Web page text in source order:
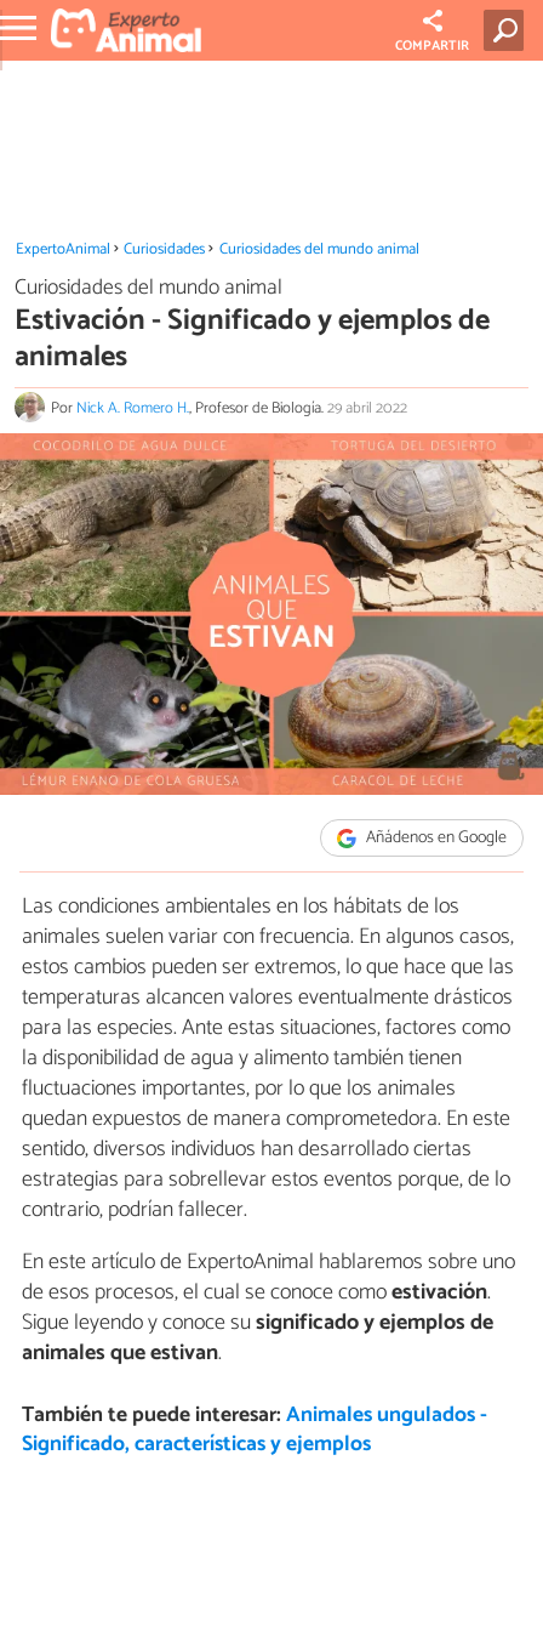
COMPARTIR
ExpertoAnimal Curiosidades Curiosidades del mundo animal
Curiosidades del mundo animal
Estivación - Significado y ejemplos de
animales
PorNick A. Romero H., Profesor de Biología.29 abril 2022
Añádenos en Google
Las condiciones ambientales en los hábitats de los
animales suelen variar con frecuencia. En algunos casos,
estos cambios pueden ser extremos, lo que hace que las
temperaturas alcancen valores eventualmente drásticos
para las especies. Ante estas situaciones, factores como
la disponibilidad de agua y alimento también tienen
fluctuaciones importantes, por lo que los animales
quedan expuestos de manera comprometedora. En este
sentido, diversos individuos han desarrollado ciertas
estrategias para sobrellevar estos eventos porque, de lo
contrario, podrían fallecer.
En este artículo de ExpertoAnimal hablaremos sobre uno
de esos procesos, el cual se conoce comoestivación.
Sigue leyendo y conoce susignificado y ejemplos de
animalesque estivan.
También te puede interesar:Animales ungulados -
Significado, características y ejemplos